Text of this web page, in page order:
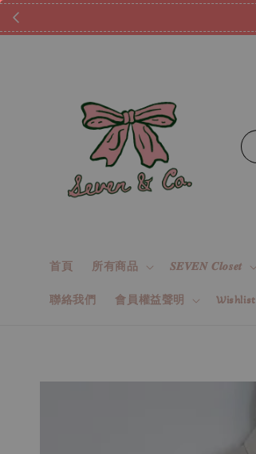
首頁 所有商品 𝑺𝑬𝑽𝑬𝑵 𝑪𝒍𝒐𝒔𝒆𝒕
聯絡我們 會員權益聲明 Wishlist